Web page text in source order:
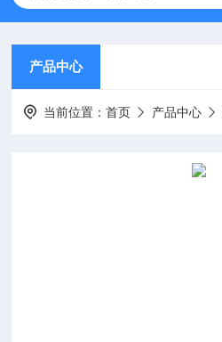
产品中心
当前位置：首页 产品中心